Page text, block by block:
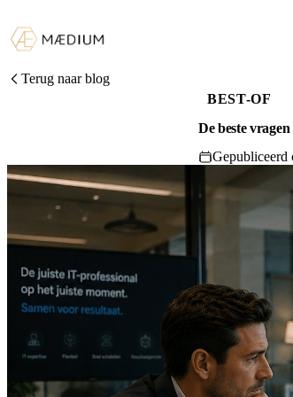
Terug naar blog
BEST-OF
De beste
Gepubliceerd